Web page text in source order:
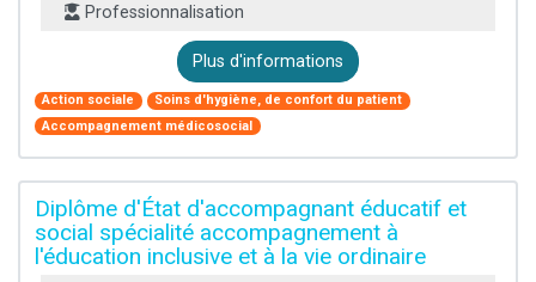
Professionnalisation
Plus d'informations
Action sociale
Soins d'hygiène, de confort du patient
Accompagnement médicosocial
Diplôme d'État d'accompagnant éducatif et
social spécialité accompagnement à
l'éducation inclusive et à la vie ordinaire